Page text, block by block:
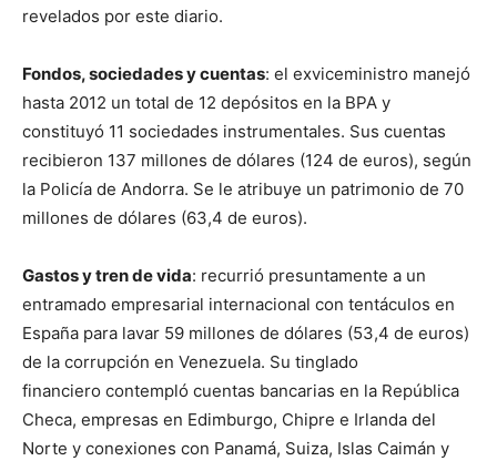
revelados por este diario.
Fondos, sociedades y cuentas: el exviceministro manejó
hasta 2012 un total de 12 depósitos en la BPA y
constituyó 11 sociedades instrumentales. Sus cuentas
recibieron 137 millones de dólares (124 de euros), según
la Policía de Andorra. Se le atribuye un patrimonio de 70
millones de dólares (63,4 de euros).
Gastos y tren de vida: recurrió presuntamente a un
entramado empresarial internacional con tentáculos en
España para lavar 59 millones de dólares (53,4 de euros)
de la corrupción en Venezuela. Su tinglado
financiero contempló cuentas bancarias en la República
Checa, empresas en Edimburgo, Chipre e Irlanda del
Norte y conexiones con Panamá, Suiza, Islas Caimán y